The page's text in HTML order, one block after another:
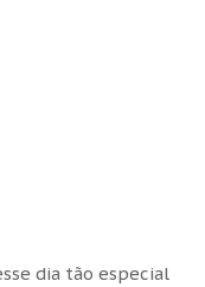
dia tão especial